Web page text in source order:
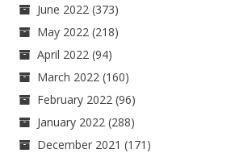
June 2022 (373)
May 2022 (218)
April 2022 (94)
March 2022 (160)
February 2022 (96)
January 2022 (288)
December 2021 (171)